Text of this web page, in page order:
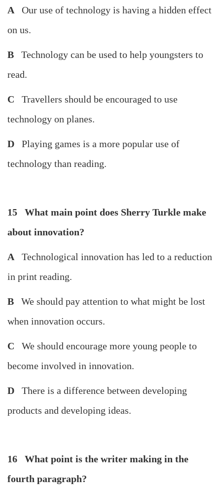
A Our use of technology is having a hidden effect
on us.
B Technology can be used to help youngsters to
read.
C Travellers should be encouraged to use
technology on planes.
D Playing games is a more popular use of
technology than reading.
15 What main point does Sherry Turkle make
about innovation?
A Technological innovation has led to a reduction
in print reading.
B We should pay attention to what might be lost
when innovation occurs.
C We should encourage more young people to
become involved in innovation.
D There is a difference between developing
products and developing ideas.
16
What point is the writer making in the
fourth paragraph?